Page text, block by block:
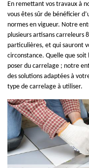
En remettant vos travaux à
vous êtes sûr de bénéficier
normes en vigueur. Notre
plusieurs artisans carreleurs
particulières, et qui sauront
circonstance. Quelle que soit
poser du carrelage ; notre
des solutions adaptées à
type de carrelage à utiliser.